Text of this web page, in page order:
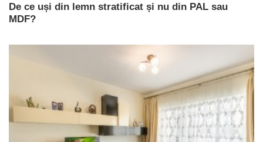
De ce uși din lemn stratificat și nu din PAL sau
MDF?